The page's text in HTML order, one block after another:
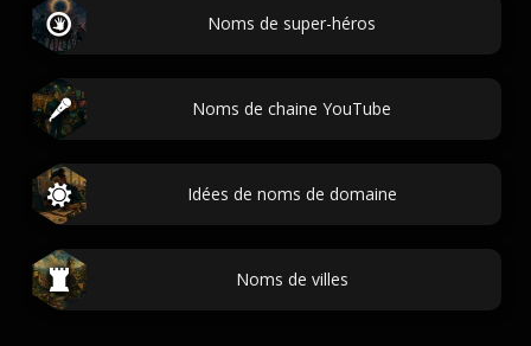
Noms de super-héros
Noms de chaine YouTube
Idées de noms de domaine
Noms de villes